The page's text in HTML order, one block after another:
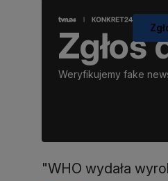
Zgłoś
Weryfikujemy fake
"WHO wydała